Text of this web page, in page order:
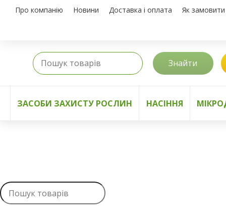
Про компанію Новини Доставка і оплата Як замовити
Знайти
ЗАСОБИ ЗАХИСТУ РОСЛИН НАСІННЯ